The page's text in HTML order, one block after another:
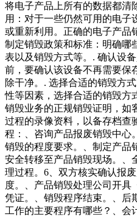
将电子产品上所有的数据都清
用：对于一些仍然可用的电子
或重新利用。正确的电子产品
制定销毁政策和标准：明确哪
表以及销毁方式等。. 确认设
前，要确认该设备不再需要保
除干净。. 选择合适的销毁方
性等因素，选择合适的销毁方
销毁业务的正规销毁证明，如
过程的录像资料，以备存档查
程：、咨询产品报废销毁中心
销毁的程度要求。、制定产品
安全转移至产品销毁现场。、
理过程。6、双方核实确认报
度。、产品销毁处理公司开具
凭证。、销毁程序结束。、后
工作的主要程序有哪些？、会